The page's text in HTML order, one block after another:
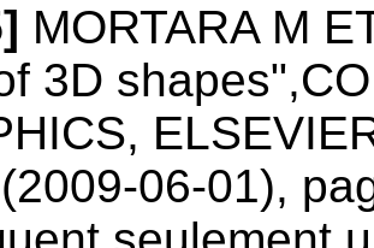
MORTARA M
3D
06-01),